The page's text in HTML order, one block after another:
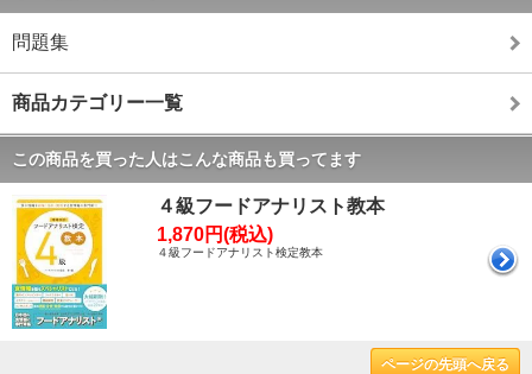
問題集
商品カテゴリー一覧
この商品を買った人はこんな商品も買ってます
４級フードアナリスト教本
1,870円(税込)
４級フードアナリスト検定教本
ページの先頭へ戻る